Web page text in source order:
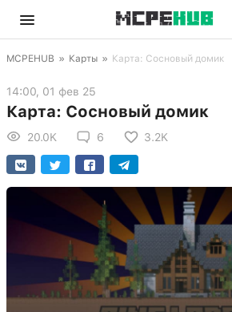
MCPEHUB » Карты » Карта: Сосновый домик
14:00, 01 фев 25
Карта: Сосновый домик
20.0K 6 3.2K